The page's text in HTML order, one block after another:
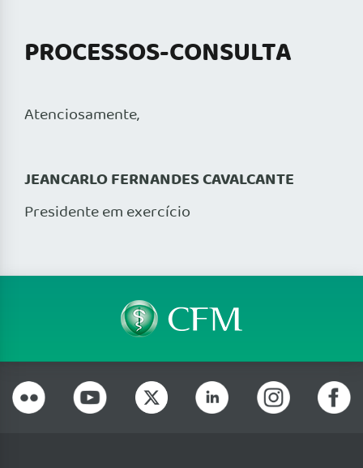
PROCESSOS-CONSULTA
Atenciosamente,
JEANCARLO FERNANDES CAVALCANTE
Presidente em exercício